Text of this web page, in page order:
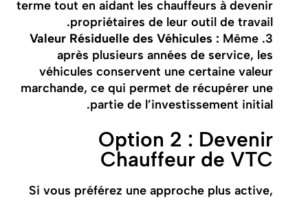
terme tout en aidant les chauffeurs à devenir
propriétaires de leur outil de travail.
3.
Valeur Résiduelle des Véhicules : Même
après plusieurs années de service, les
véhicules conservent une certaine valeur
marchande, ce qui permet de récupérer une
partie de l’investissement initial.
Option 2 : Devenir
Chauffeur de VTC
Si vous préférez une approche plus active,